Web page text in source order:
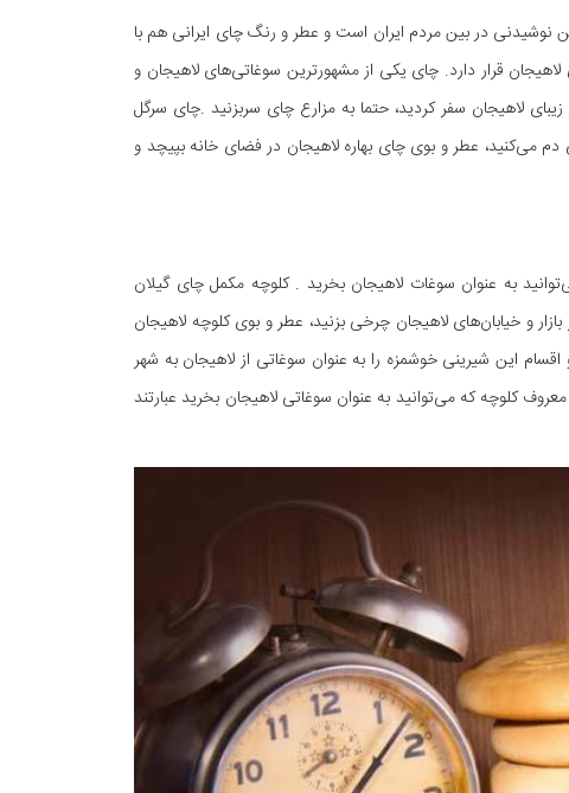
در بین مردم ایران است و عطر و رنگ چای ایرانی هم با
قرار دارد. چای یکی از مشهورترین سوغاتی‌های لاهیجان و
لاهیجان سفر کردید، حتما به مزارع چای سربزنید .چای سرگل
دم می‌کنید، عطر و بوی چای بهاره لاهیجان در فضای خانه بپیچد و
به عنوان سوغات لاهیجان بخرید . کلوچه مکمل چای گیلان
و خیابان‌های لاهیجان چرخی بزنید، عطر و بوی کلوچه لاهیجان
این شیرینی خوشمزه را به عنوان سوغاتی از لاهیجان به شهر
کلوچه که می‌توانید به عنوان سوغاتی لاهیجان بخرید عبارتند